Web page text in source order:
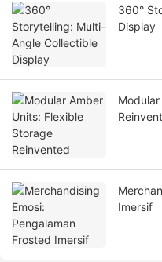
360°
Display
Imersif